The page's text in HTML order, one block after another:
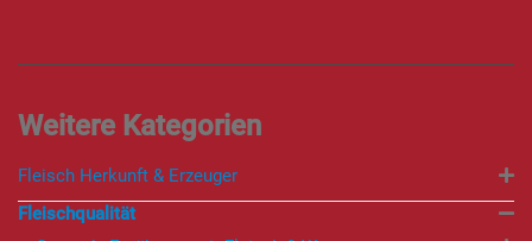
Fleisch Herkunft & Erzeuger
Fleischqualität